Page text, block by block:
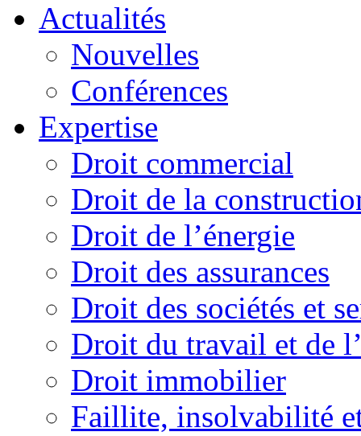
Actualités
Nouvelles
Conférences
Expertise
Droit commercial
Droit de la
Droit de l’énergie
Droit des assurances
Droit des sociétés et
Droit du travail et de
Droit immobilier
Faillite, insolvabilité